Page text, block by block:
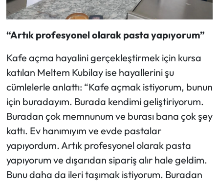
“Artık profesyonel olarak pasta yapıyorum”
Kafe açma hayalini gerçekleştirmek için kursa
katılan Meltem Kubilay ise hayallerini şu
cümlelerle anlattı: “Kafe açmak istiyorum, bunun
için buradayım. Burada kendimi geliştiriyorum.
Buradan çok memnunum ve burası bana çok şey
kattı. Ev hanımıyım ve evde pastalar
yapıyordum. Artık profesyonel olarak pasta
yapıyorum ve dışarıdan sipariş alır hale geldim.
Bunu daha da ileri taşımak istiyorum. Buradan